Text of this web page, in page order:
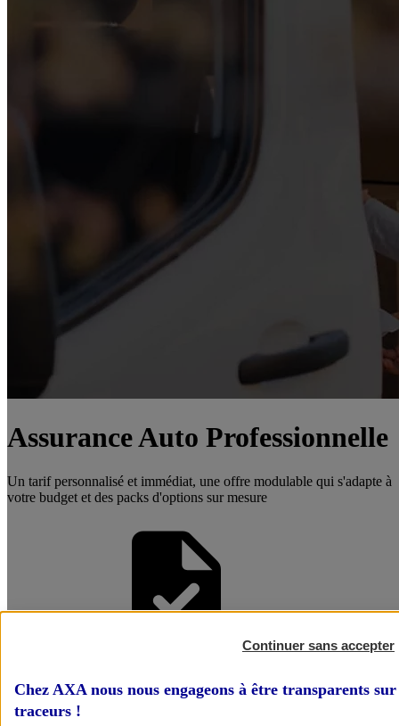
Assurance Auto Professionnelle
Un tarif personnalisé et immédiat, une offre modulable qui s'adapte à
votre budget et des packs d'options sur mesure
Conseiller
Continuer sans accepter
Chez AXA nous nous engageons à être transparents
traceurs !